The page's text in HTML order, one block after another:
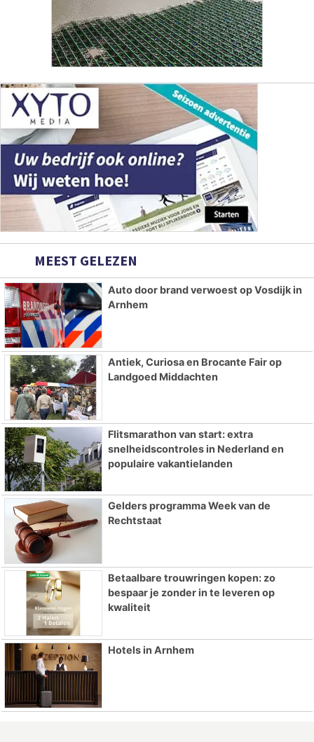
MEEST GELEZEN
Auto door brand verwoest op Vosdijk in
Arnhem
Antiek, Curiosa en Brocante Fair op
Landgoed Middachten
Flitsmarathon van start: extra
snelheidscontroles in Nederland en
populaire vakantielanden
Gelders programma Week van de
Rechtstaat
Betaalbare trouwringen kopen: zo
bespaar je zonder in te leveren op
kwaliteit
Hotels in Arnhem